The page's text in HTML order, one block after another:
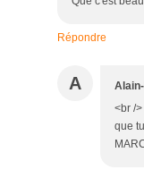
Répondre
A
<br /
que